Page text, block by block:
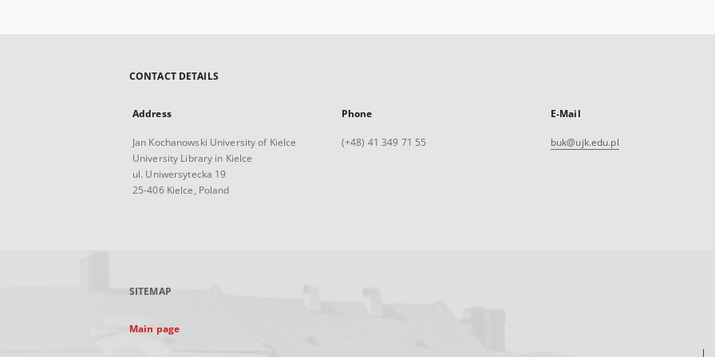
CONTACT DETAILS
Address
Jan Kochanowski University of Kielce
University Library in Kielce
ul. Uniwersytecka 19
25-406 Kielce, Poland
Phone
(+48) 41 349 71 55
E-Mail
buk@ujk.edu.pl
SITEMAP
Main page